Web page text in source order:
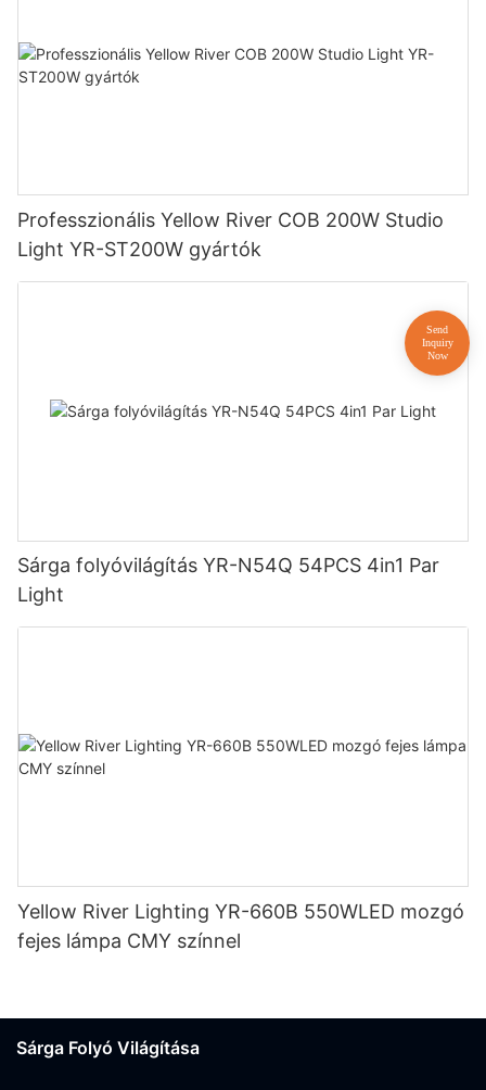
Professzionális Yellow River COB 200W Studio
Light YR-ST200W gyártók
Sárga folyóvilágítás YR-N54Q 54PCS 4in1 Par
Light
Yellow River Lighting YR-660B 550WLED mozgó
fejes lámpa CMY színnel
Sárga Folyó Világítása